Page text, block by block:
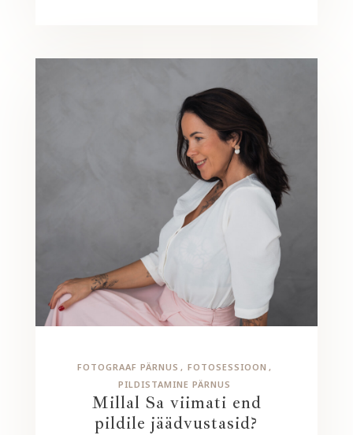
FOTOGRAAF PÄRNUS
FOTOSESSIOON
PILDISTAMINE PÄRNUS
Millal Sa viimati end
pildile jäädvustasid?